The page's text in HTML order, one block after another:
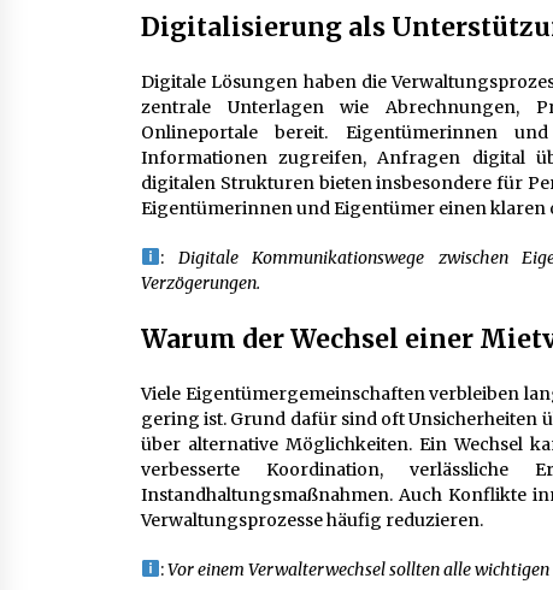
Digitalisierung als
Digitale Lösungen haben die
zentrale Unterlagen wie Abrechnungen,
Onlineportale bereit. Eigentümerinnen
Informationen zugreifen, Anfragen digital
digitalen Strukturen bieten insbesondere für
Eigentümerinnen und Eigentümer einen klaren
:Digitale Kommunikationswege zwischen
Verzögerungen.
Warum der Wechsel einer
Viele Eigentümergemeinschaften verbleiben
gering ist. Grund dafür sind oft Unsicherheiten
über alternative Möglichkeiten. Ein Wechsel
verbesserte Koordination,
Instandhaltungsmaßnahmen. Auch Konflikte
Verwaltungsprozesse häufig reduzieren.
:Vor einem Verwalterwechsel sollten alle